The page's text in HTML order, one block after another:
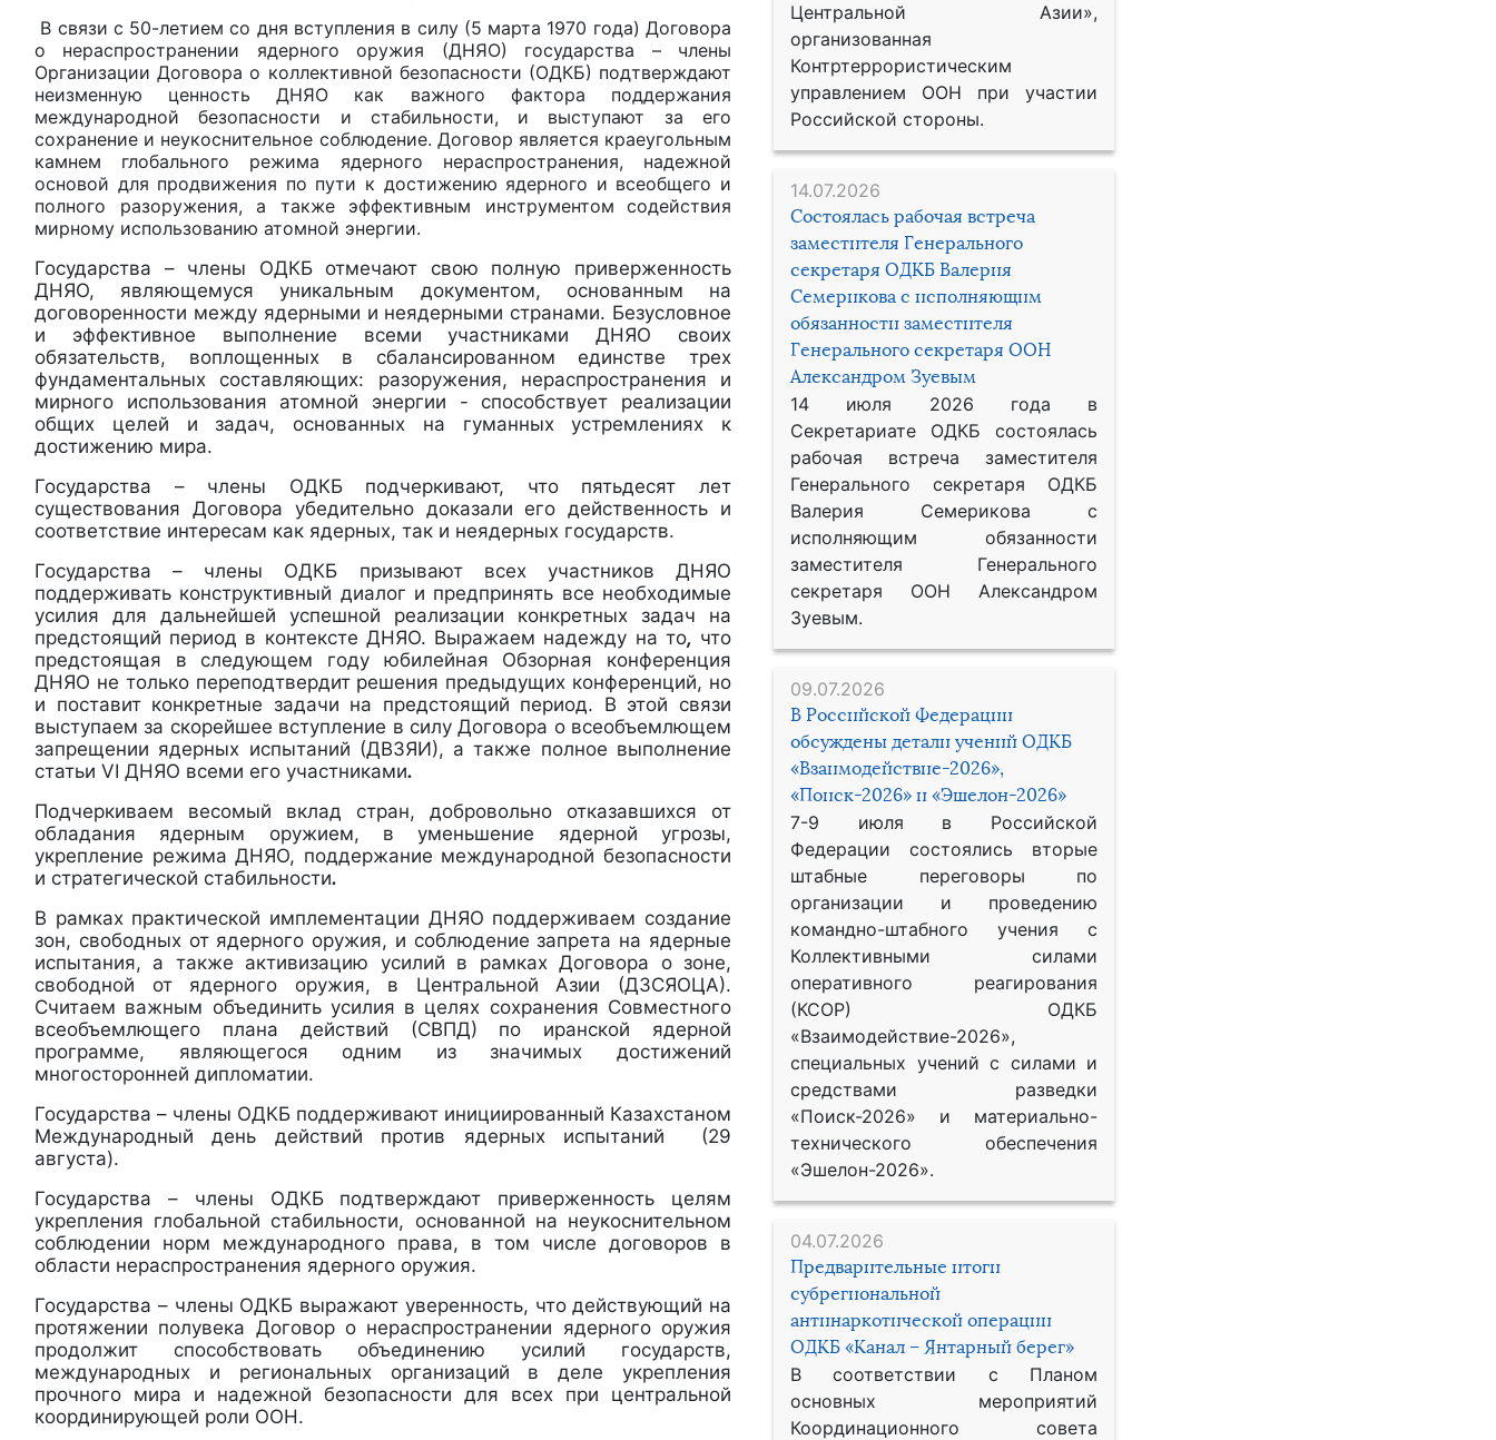
Центральной Азии»,
организованная
Контртеррористическим
управлением ООН при участии
Российской стороны.
14.07.2026
Состоялась рабочая встреча
заместителя Генерального
секретаря ОДКБ Валерия
Семерикова с исполняющим
обязанности заместителя
Генерального секретаря ООН
Александром Зуевым
14 июля 2026 года в
Секретариате ОДКБ состоялась
рабочая встреча заместителя
Генерального секретаря ОДКБ
Валерия Семерикова с
исполняющим обязанности
заместителя Генерального
секретаря ООН Александром
Зуевым.
09.07.2026
В Российской Федерации
обсуждены детали учений ОДКБ
«Взаимодействие-2026»,
«Поиск-2026» и «Эшелон-2026»
7-9 июля в Российской
Федерации состоялись вторые
штабные переговоры по
организации и проведению
командно-штабного учения с
Коллективными силами
оперативного реагирования
(КСОР) ОДКБ
«Взаимодействие-2026»,
специальных учений с силами и
средствами разведки
«Поиск-2026» и материально-
технического обеспечения
«Эшелон-2026».
04.07.2026
Предварительные итоги
субрегиональной
антинаркотической операции
ОДКБ «Канал – Янтарный берег»
В соответствии с Планом
основных мероприятий
Координационного совета
В связи с 50-летием со дня вступления в силу (5 марта 1970 года) Договора
о нераспространении ядерного оружия (ДНЯО) государства – члены
Организации Договора о коллективной безопасности (ОДКБ) подтверждают
неизменную ценность ДНЯО как важного фактора поддержания
международной безопасности и стабильности, и выступают за его
сохранение и неукоснительное соблюдение. Договор является краеугольным
камнем глобального режима ядерного нераспространения, надежной
основой для продвижения по пути к достижению ядерного и всеобщего и
полного разоружения, а также эффективным инструментом содействия
мирному использованию атомной энергии.
Государства – члены ОДКБ отмечают свою полную приверженность
ДНЯО, являющемуся уникальным документом, основанным на
договоренности между ядерными и неядерными странами. Безусловное
и эффективное выполнение всеми участниками ДНЯО своих
обязательств, воплощенных в сбалансированном единстве трех
фундаментальных составляющих: разоружения, нераспространения и
мирного использования атомной энергии - способствует реализации
общих целей и задач, основанных на гуманных устремлениях к
достижению мира.
Государства – члены ОДКБ подчеркивают, что пятьдесят лет
существования Договора убедительно доказали его действенность и
соответствие интересам как ядерных, так и неядерных государств.
Государства – члены ОДКБ призывают всех участников ДНЯО
поддерживать конструктивный диалог и предпринять все необходимые
усилия для дальнейшей успешной реализации конкретных задач на
предстоящий период в контексте ДНЯО. Выражаем надежду на то, что
предстоящая в следующем году юбилейная Обзорная конференция
ДНЯО не только переподтвердит решения предыдущих конференций, но
и поставит конкретные задачи на предстоящий период. В этой связи
выступаем за скорейшее вступление в силу Договора о всеобъемлющем
запрещении ядерных испытаний (ДВЗЯИ), а также полное выполнение
статьи VI ДНЯО всеми его участниками.
Подчеркиваем весомый вклад стран, добровольно отказавшихся от
обладания ядерным оружием, в уменьшение ядерной угрозы,
укрепление режима ДНЯО, поддержание международной безопасности
и стратегической стабильности.
В рамках практической имплементации ДНЯО поддерживаем создание
зон, свободных от ядерного оружия, и соблюдение запрета на ядерные
испытания, а также активизацию усилий в рамках Договора о зоне,
свободной от ядерного оружия, в Центральной Азии (ДЗСЯОЦА).
Считаем важным объединить усилия в целях сохранения Совместного
всеобъемлющего плана действий (СВПД) по иранской ядерной
программе, являющегося одним из значимых достижений
многосторонней дипломатии.
Государства – члены ОДКБ поддерживают инициированный Казахстаном
Международный день действий против ядерных испытаний (29
августа).
Государства – члены ОДКБ подтверждают приверженность целям
укрепления глобальной стабильности, основанной на неукоснительном
соблюдении норм международного права, в том числе договоров в
области нераспространения ядерного оружия.
Государства – члены ОДКБ выражают уверенность, что действующий на
протяжении полувека Договор о нераспространении ядерного оружия
продолжит способствовать объединению усилий государств,
международных и региональных организаций в деле укрепления
прочного мира и надежной безопасности для всех при центральной
координирующей роли ООН.